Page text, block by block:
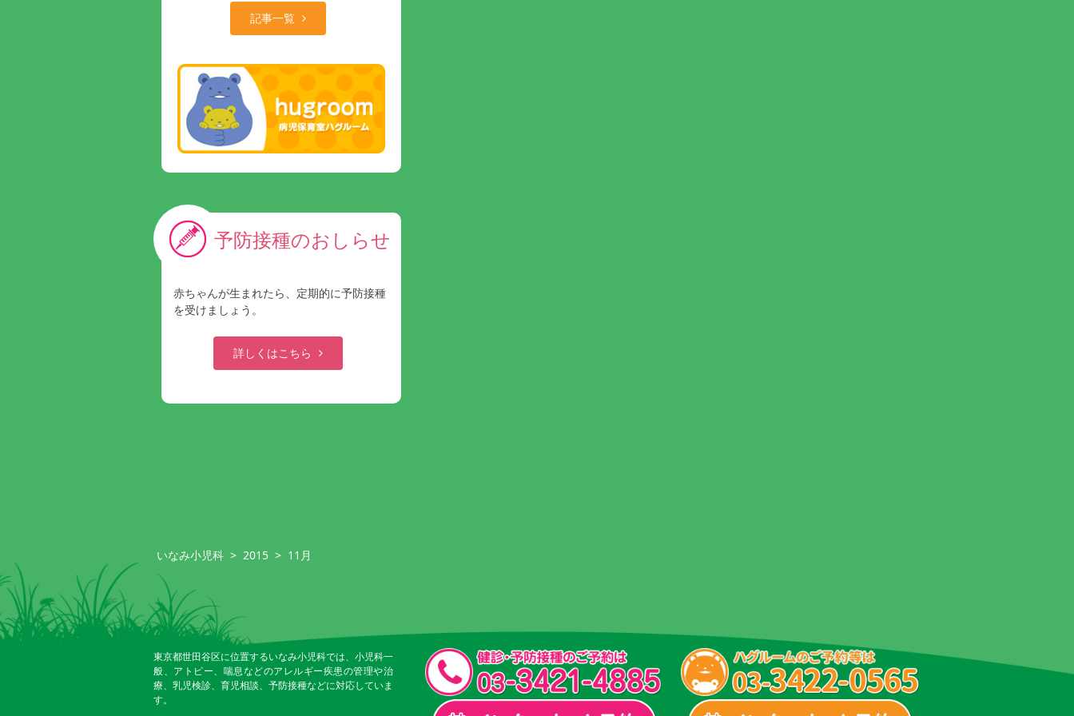
記事一覧
予防接種のおしらせ
赤ちゃんが生まれたら、定期的に予防接種
を受けましょう。
詳しくはこちら
いなみ小児科 > 2015 > 11月
東京都世田谷区に位置するいなみ小児科では、小児科一
般、アトピー、喘息などのアレルギー疾患の管理や治
療、乳児検診、育児相談、予防接種などに対応していま
す。